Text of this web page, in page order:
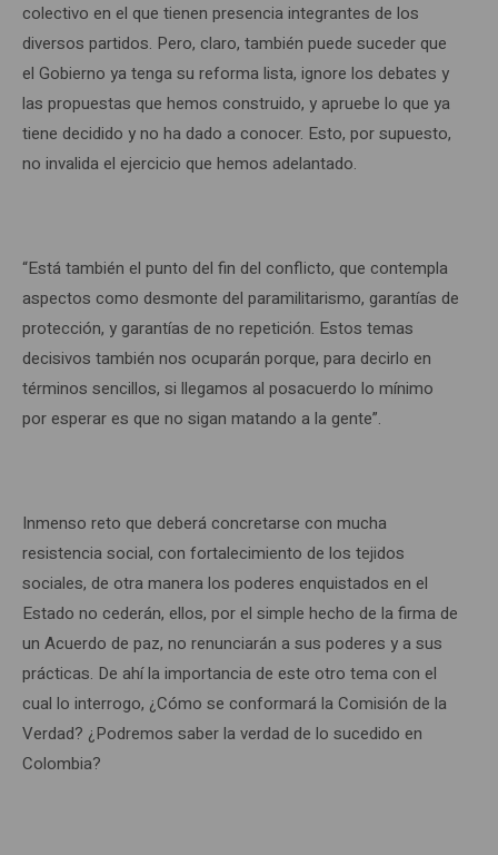
colectivo en el que tienen presencia integrantes de los
diversos partidos. Pero, claro, también puede suceder que
el Gobierno ya tenga su reforma lista, ignore los debates y
las propuestas que hemos construido, y apruebe lo que ya
tiene decidido y no ha dado a conocer. Esto, por supuesto,
no invalida el ejercicio que hemos adelantado.
“Está también el punto del fin del conflicto, que contempla
aspectos como desmonte del paramilitarismo, garantías de
protección, y garantías de no repetición. Estos temas
decisivos también nos ocuparán porque, para decirlo en
términos sencillos, si llegamos al posacuerdo lo mínimo
por esperar es que no sigan matando a la gente”.
Inmenso reto que deberá concretarse con mucha
resistencia social, con fortalecimiento de los tejidos
sociales, de otra manera los poderes enquistados en el
Estado no cederán, ellos, por el simple hecho de la firma de
un Acuerdo de paz, no renunciarán a sus poderes y a sus
prácticas. De ahí la importancia de este otro tema con el
cual lo interrogo, ¿Cómo se conformará la Comisión de la
Verdad? ¿Podremos saber la verdad de lo sucedido en
Colombia?